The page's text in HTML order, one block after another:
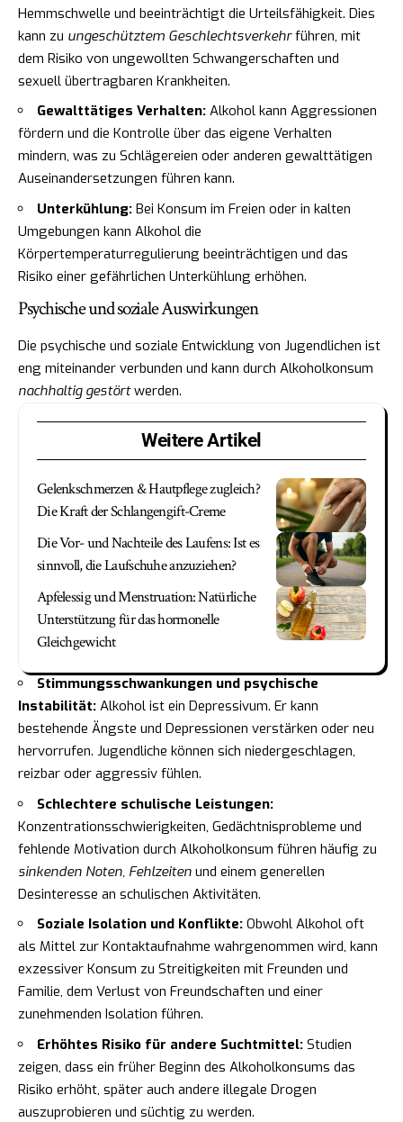
Hemmschwelle und beeinträchtigt die Urteilsfähigkeit. Dies
kann zu ungeschütztem Geschlechtsverkehrführen, mit
dem Risiko von ungewollten Schwangerschaften und
sexuell übertragbaren Krankheiten.
Gewalttätiges Verhalten: Alkohol kann Aggressionen
fördern und die Kontrolle über das eigene Verhalten
mindern, was zu Schlägereien oder anderen gewalttätigen
Auseinandersetzungen führen kann.
Unterkühlung: Bei Konsum im Freien oder in kalten
Umgebungen kann Alkohol die
Körpertemperaturregulierung beeinträchtigen und das
Risiko einer gefährlichen Unterkühlung erhöhen.
Psychische und soziale Auswirkungen
Die psychische und soziale Entwicklung von Jugendlichen ist
eng miteinander verbunden und kann durch Alkoholkonsum
nachhaltig gestörtwerden.
Weitere Artikel
Gelenkschmerzen & Hautpflege zugleich?
Die Kraft der Schlangengift-Creme
Die Vor- und Nachteile des Laufens: Ist es
sinnvoll, die Laufschuhe anzuziehen?
Apfelessig und Menstruation: Natürliche
Unterstützung für das hormonelle
Gleichgewicht
Stimmungsschwankungen und psychische
Instabilität: Alkohol ist ein Depressivum. Er kann
bestehende Ängste und Depressionen verstärken oder neu
hervorrufen. Jugendliche können sich niedergeschlagen,
reizbar oder aggressiv fühlen.
Schlechtere schulische Leistungen:
Konzentrationsschwierigkeiten, Gedächtnisprobleme und
fehlende Motivation durch Alkoholkonsum führen häufig zu
sinkenden Noten, Fehlzeiten und einem generellen
Desinteresse an schulischen Aktivitäten.
Soziale Isolation und Konflikte: Obwohl Alkohol oft
als Mittel zur Kontaktaufnahme wahrgenommen wird, kann
exzessiver Konsum zu Streitigkeiten mit Freunden und
Familie, dem Verlust von Freundschaften und einer
zunehmenden Isolation führen.
Erhöhtes Risiko für andere Suchtmittel: Studien
zeigen, dass ein früher Beginn des Alkoholkonsums das
Risiko erhöht, später auch andere illegale Drogen
auszuprobieren und süchtig zu werden.